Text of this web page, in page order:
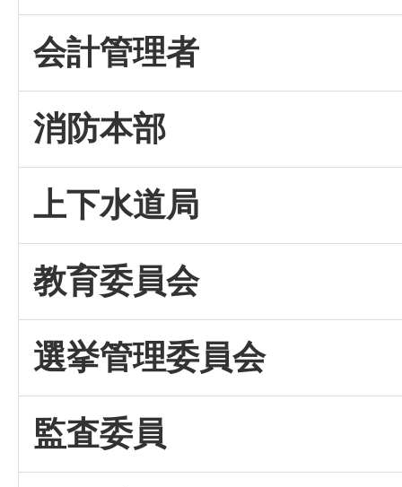
会計管理者
消防本部
上下水道局
教育委員会
選挙管理委員会
監査委員